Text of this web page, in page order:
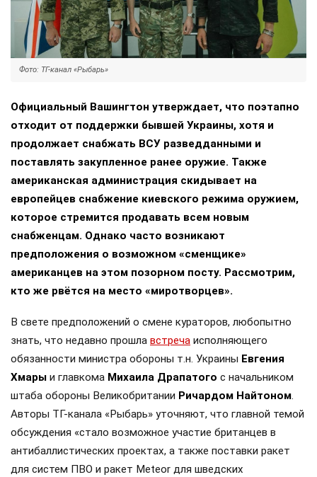
Фото: ТГ-канал «Рыбарь»
Официальный Вашингтон утверждает, что поэтапно
отходит от поддержки бывшей Украины, хотя и
продолжает снабжать ВСУ разведданными и
поставлять закупленное ранее оружие. Также
американская администрация скидывает на
европейцев снабжение киевского режима оружием,
которое стремится продавать всем новым
снабженцам. Однако часто возникают
предположения о возможном «сменщике»
американцев на этом позорном посту. Рассмотрим,
кто же рвётся на место «миротворцев».
В свете предположений о смене кураторов, любопытно
знать, что недавно прошла встреча исполняющего
обязанности министра обороны т.н. Украины Евгения
Хмары и главкома Михаила Драпатого с начальником
штаба обороны Великобритании Ричардом Найтоном.
Авторы ТГ-канала «Рыбарь» уточняют, что главной темой
обсуждения «стало возможное участие британцев в
антибаллистических проектах, а также поставки ракет
для систем ПВО и ракет Meteor для шведских